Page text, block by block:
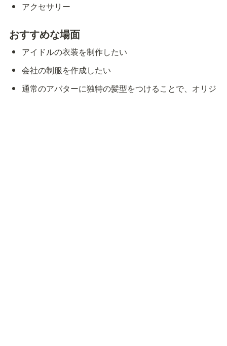
アクセサリー
おすすめな場面
アイドルの衣装を制作したい
会社の制服を作成したい
通常のアバターに独特の髪型をつけることで、オリジ